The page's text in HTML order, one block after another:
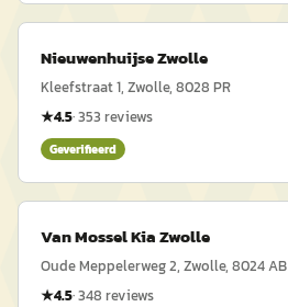
Nieuwenhuijse Zwolle
Kleefstraat 1, Zwolle, 8028 PR
★4.5·353 reviews
Geverifieerd
Van Mossel Kia Zwolle
Oude Meppelerweg 2, Zwolle, 8024 AB
★4.5·348 reviews